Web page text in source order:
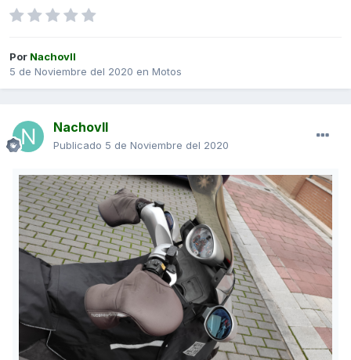
Por Nachovll
5 de Noviembre del 2020 en Motos
Nachovll
Publicado 5 de Noviembre del 2020